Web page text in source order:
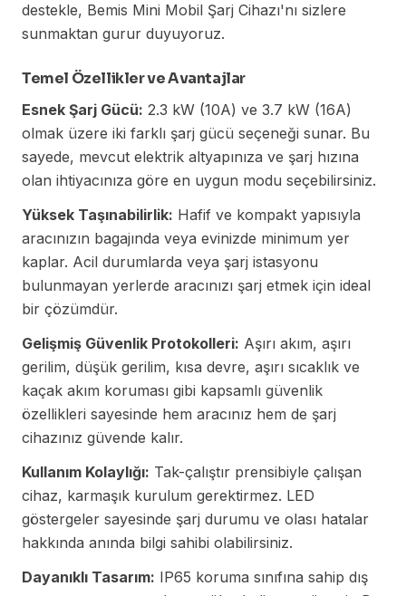
destekle, Bemis Mini Mobil Şarj Cihazı'nı sizlere
sunmaktan gurur duyuyoruz.
Temel Özellikler ve Avantajlar
Esnek Şarj Gücü: 2.3 kW (10A) ve 3.7 kW (16A)
olmak üzere iki farklı şarj gücü seçeneği sunar. Bu
sayede, mevcut elektrik altyapınıza ve şarj hızına
olan ihtiyacınıza göre en uygun modu seçebilirsiniz.
Yüksek Taşınabilirlik: Hafif ve kompakt yapısıyla
aracınızın bagajında veya evinizde minimum yer
kaplar. Acil durumlarda veya şarj istasyonu
bulunmayan yerlerde aracınızı şarj etmek için ideal
bir çözümdür.
Gelişmiş Güvenlik Protokolleri: Aşırı akım, aşırı
gerilim, düşük gerilim, kısa devre, aşırı sıcaklık ve
kaçak akım koruması gibi kapsamlı güvenlik
özellikleri sayesinde hem aracınız hem de şarj
cihazınız güvende kalır.
Kullanım Kolaylığı: Tak-çalıştır prensibiyle çalışan
cihaz, karmaşık kurulum gerektirmez. LED
göstergeler sayesinde şarj durumu ve olası hatalar
hakkında anında bilgi sahibi olabilirsiniz.
Dayanıklı Tasarım: IP65 koruma sınıfına sahip dış